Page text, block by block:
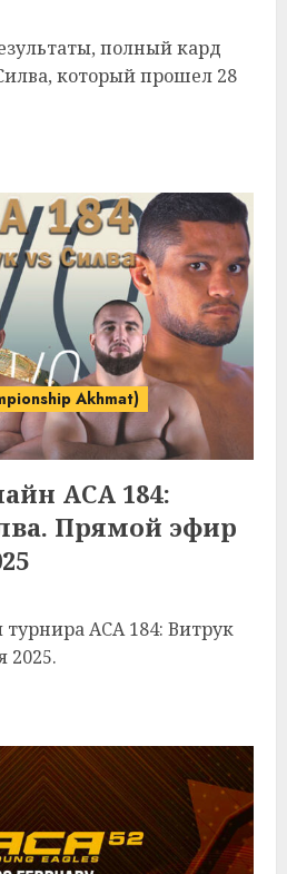
полный кард
который прошел 28
Akhmat)
ACA 184:
Прямой эфир
ACA 184: Витрук
2025.